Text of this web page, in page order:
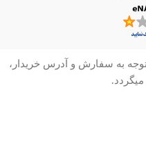
به سفارش و آدرس خریدار،